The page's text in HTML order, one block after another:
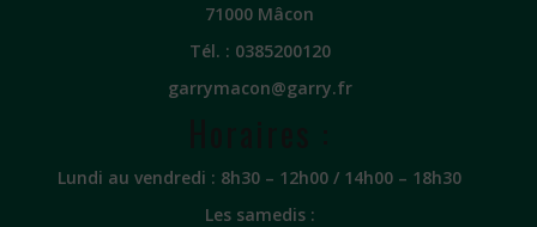
71000 Mâcon
Tél. : 0385200120
garrymacon@garry.fr
Lundi au vendredi : 8h30 – 12h00 / 14h00 – 18h30
Les samedis :